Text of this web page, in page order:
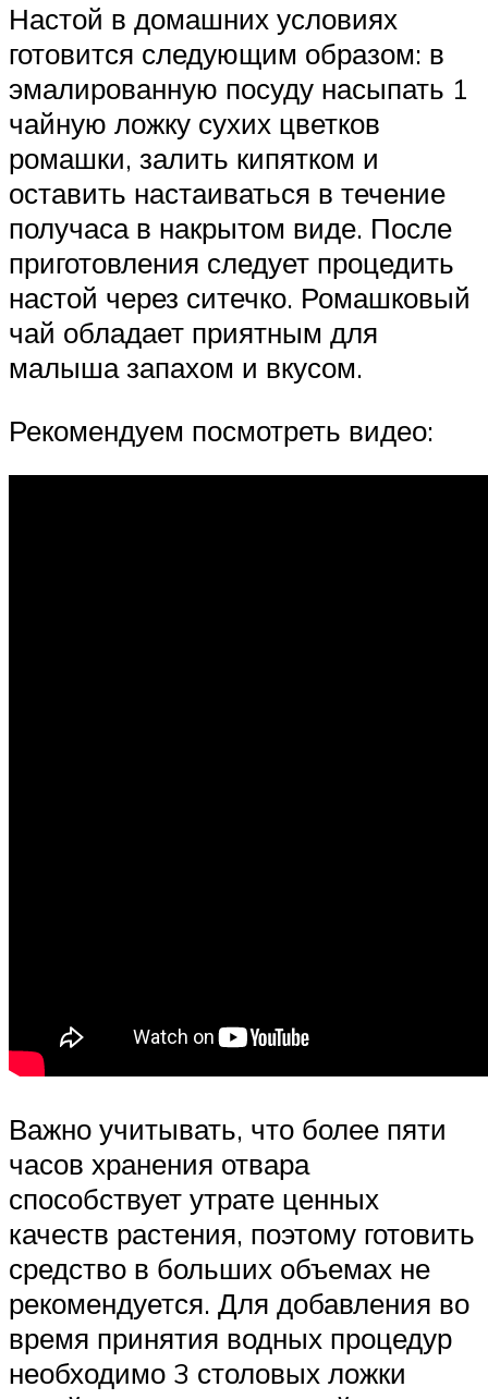
Настой в домашних условиях
готовится следующим образом: в
эмалированную посуду насыпать 1
чайную ложку сухих цветков
ромашки, залить кипятком и
оставить настаиваться в течение
получаса в накрытом виде. После
приготовления следует процедить
настой через ситечко. Ромашковый
чай обладает приятным для
малыша запахом и вкусом.
Рекомендуем посмотреть видео:
Важно учитывать, что более пяти
часов хранения отвара
способствует утрате ценных
качеств растения, поэтому готовить
средство в больших объемах не
рекомендуется. Для добавления во
время принятия водных процедур
необходимо 3 столовых ложки